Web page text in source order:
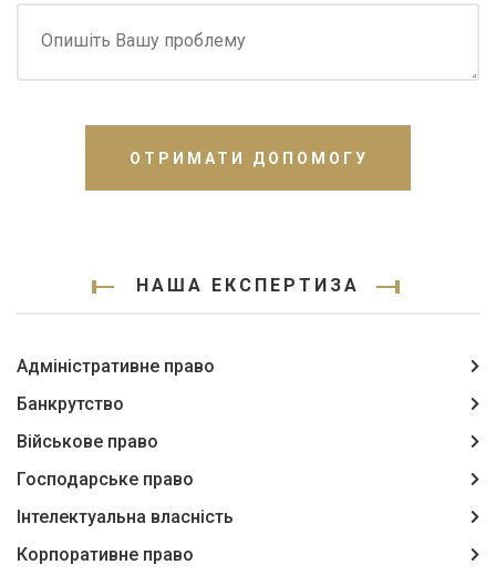
ОТРИМАТИ ДОПОМОГУ
НАША ЕКСПЕРТИЗА
Адміністративне право
Банкрутство
Військове право
Господарське право
Інтелектуальна власність
Корпоративне право